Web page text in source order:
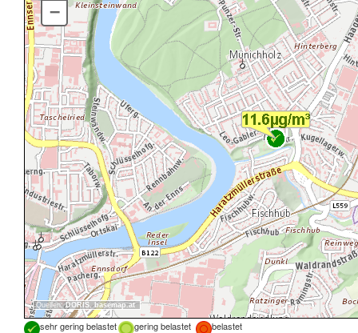
Quellen:DORIS, basemap.at
–
sehr gering belastet gering belastet
belastet